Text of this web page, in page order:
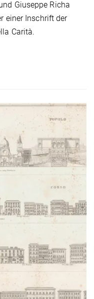
Giuseppe Richa
einer Inschrift der
Carità.